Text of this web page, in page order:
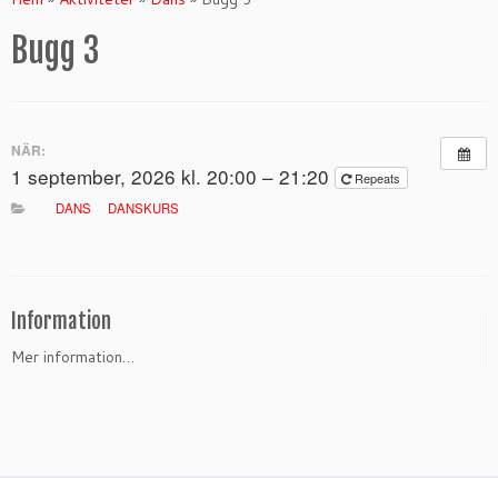
Bugg 3
NÄR:
1 september, 2026 kl. 20:00 – 21:20
Repeats
DANS
DANSKURS
Information
Mer information…